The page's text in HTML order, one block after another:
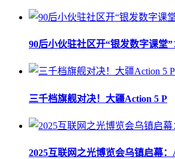
90后小伙驻社区开“银发数字课堂
三千档旗舰对决！大疆Action 5 P
2025互联网之光博览会乌镇启幕